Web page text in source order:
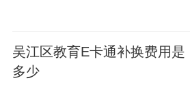
吴江区教育E卡通补换费用是
多少